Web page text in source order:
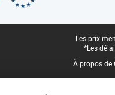
Les prix
*Les
À propos de